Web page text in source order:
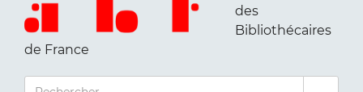
des
Bibliothécaires
de France
RECHERCHER